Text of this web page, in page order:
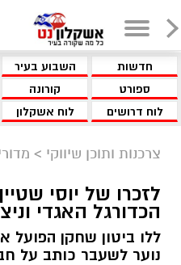
חדשות השבוע בעיר
ספורט
קורונה
לוח דרושים
לוח אשקלון
צרכנות ותוכן שיווקי >
לזכרו של יוסי
הכדורגל האגדי
ללו ביטון שחקן הפועל
נוער לשעבר כותב על